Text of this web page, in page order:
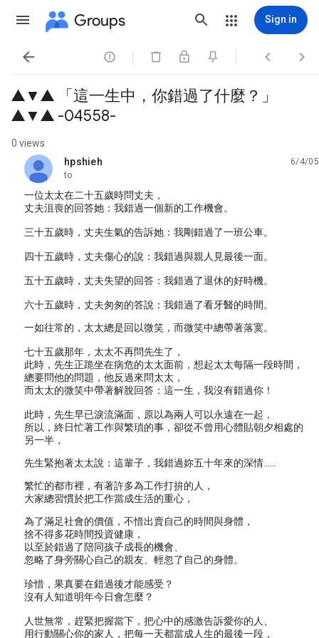
Groups Sign in
   
▲▼▲ 「這一生中，你錯過了什麼？」
▲▼▲ -04558-
0 views
hpshieh
unread,
6/4/05
to
一位太太在二十五歲時問丈夫，
丈夫沮喪的回答她：我錯過一個新的工作機會。
三十五歲時，丈夫生氣的告訴她：我剛錯過了一班公車。
四十五歲時，丈夫傷心的說：我錯過與親人見最後一面。
五十五歲時，丈夫失望的回答：我錯過了退休的好時機。
六十五歲時，丈夫匆匆的答說：我錯過了看牙醫的時間。
一如往常的，太太總是回以微笑，而微笑中總帶著落寞。
七十五歲那年，太太不再問先生了，
此時，先生正跪坐在病危的太太面前，想起太太每隔一段時間，
總要問他的問題，他反過來問太太，
而太太的微笑中帶著解脫回答：這一生，我沒有錯過你！
此時，先生早已淚流滿面，原以為兩人可以永遠在一起，
所以，終日忙著工作與繁瑣的事，卻從不曾用心體貼朝夕相處的
另一半，
先生緊抱著太太說：這輩子，我錯過妳五十年來的深情……
繁忙的都市裡，有著許多為工作打拚的人，
大家總習慣於把工作當成生活的重心，
為了滿足社會的價值，不惜出賣自己的時間與身體，
捨不得多花時間投資健康，
以至於錯過了陪同孩子成長的機會、
忽略了身旁關心自己的親友、輕忽了自己的身體。
珍惜，果真要在錯過後才能感受？
沒有人知道明年今日會怎麼？
人世無常，趕緊把握當下，把心中的感激告訴愛你的人、
用行動關心你的家人，把每一天都當成人生的最後一段，